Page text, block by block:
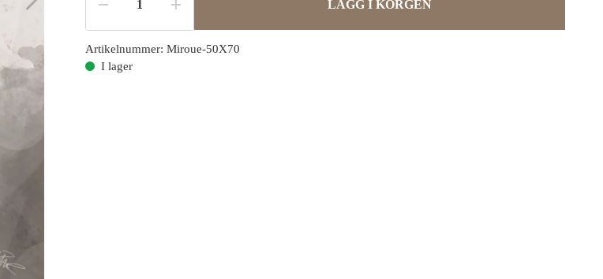
LÄGG I KORGEN
Artikelnummer: Miroue-50X70
I lager